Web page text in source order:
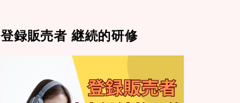
登録販売者 継続的研修